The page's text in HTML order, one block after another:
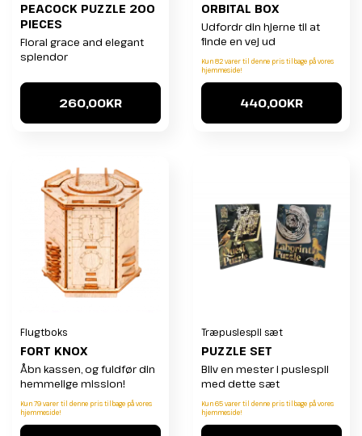
PEACOCK PUZZLE 200
PIECES
Floral grace and elegant
splendor
260,00KR
ORBITAL BOX
Udfordr din hjerne til at
finde en vej ud
Kun 82 varer til denne pris tilbage på vores
hjemmeside!
440,00KR
Flugtboks
FORT KNOX
Åbn kassen, og fuldfør din
hemmelige mission!
Kun 79 varer til denne pris tilbage på vores
hjemmeside!
Træpuslespil sæt
PUZZLE SET
Bliv en mester i puslespil
med dette sæt
Kun 65 varer til denne pris tilbage på vores
hjemmeside!